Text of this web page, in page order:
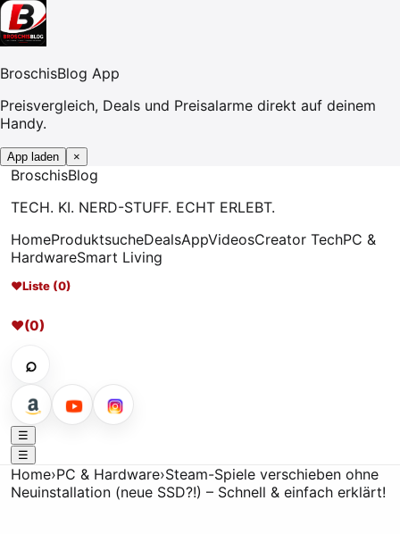
BroschisBlog App
Preisvergleich, Deals und Preisalarme direkt auf deinem
Handy.
App laden ×
BroschisBlog
TECH. KI. NERD-STUFF. ECHT ERLEBT.
HomeProduktsucheDealsAppVideosCreator TechPC &
HardwareSmart Living
♥Liste (0)
♥(0)
⌕
☰
☰
Home›PC & Hardware›Steam-Spiele verschieben ohne
Neuinstallation (neue SSD?!) – Schnell & einfach erklärt!